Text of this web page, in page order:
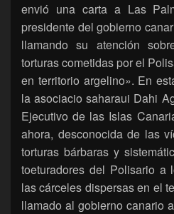
envió una carta a Las
presidente del gobierno
llamando su atención
torturas cometidas por el
en territorio argelino». En
la asociacio saharaui Dahi
Ejecutivo de las Islas
ahora, desconocida de las
torturas bárbaras y
toeturadores del Polisario a
las cárceles dispersas en el
llamado al gobierno canario